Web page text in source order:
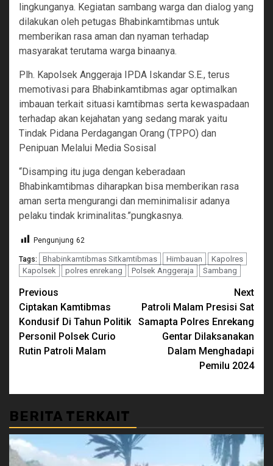
lingkunganya. Kegiatan sambang warga dan dialog yang
dilakukan oleh petugas Bhabinkamtibmas untuk
memberikan rasa aman dan nyaman terhadap
masyarakat terutama warga binaanya.
Plh. Kapolsek Anggeraja IPDA Iskandar S.E., terus
memotivasi para Bhabinkamtibmas agar optimalkan
imbauan terkait situasi kamtibmas serta kewaspadaan
terhadap akan kejahatan yang sedang marak yaitu
Tindak Pidana Perdagangan Orang (TPPO) dan
Penipuan Melalui Media Sosisal
“Disamping itu juga dengan keberadaan
Bhabinkamtibmas diharapkan bisa memberikan rasa
aman serta mengurangi dan meminimalisir adanya
pelaku tindak kriminalitas.”pungkasnya.
Pengunjung 62
Tags: Bhabinkamtibmas Sitkamtibmas Himbauan
Kapolres
Kapolsek
polres enrekang Polsek Anggeraja Sambang
Continue
Reading
Previous
Ciptakan Kamtibmas
Kondusif Di Tahun Politik
Personil Polsek Curio
Rutin Patroli Malam
Next
Patroli Malam Presisi Sat
Samapta Polres Enrekang
Gentar Dilaksanakan
Dalam Menghadapi
Pemilu 2024
BERITA TERKAIT